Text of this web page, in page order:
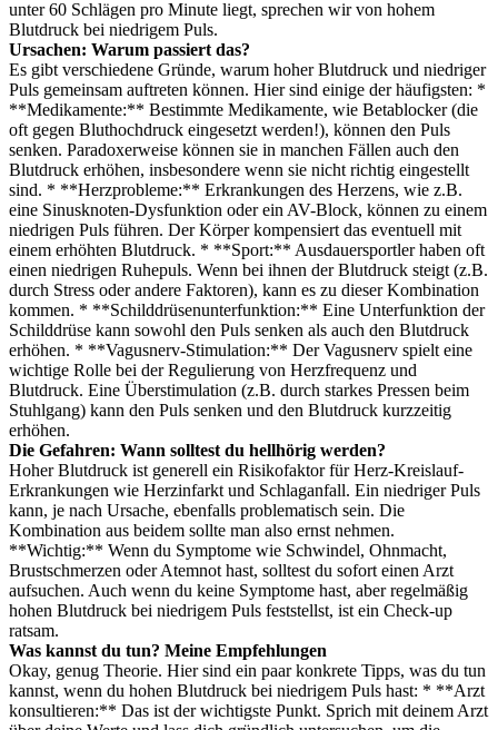
unter 60 Schlägen pro Minute liegt, sprechen wir von hohem
Blutdruck bei niedrigem Puls.
Ursachen: Warum passiert das?
Es gibt verschiedene Gründe, warum hoher Blutdruck und niedriger
Puls gemeinsam auftreten können. Hier sind einige der häufigsten: *
**Medikamente:** Bestimmte Medikamente, wie Betablocker (die
oft gegen Bluthochdruck eingesetzt werden!), können den Puls
senken. Paradoxerweise können sie in manchen Fällen auch den
Blutdruck erhöhen, insbesondere wenn sie nicht richtig eingestellt
sind. * **Herzprobleme:** Erkrankungen des Herzens, wie z.B.
eine Sinusknoten-Dysfunktion oder ein AV-Block, können zu einem
niedrigen Puls führen. Der Körper kompensiert das eventuell mit
einem erhöhten Blutdruck. * **Sport:** Ausdauersportler haben oft
einen niedrigen Ruhepuls. Wenn bei ihnen der Blutdruck steigt (z.B.
durch Stress oder andere Faktoren), kann es zu dieser Kombination
kommen. * **Schilddrüsenunterfunktion:** Eine Unterfunktion der
Schilddrüse kann sowohl den Puls senken als auch den Blutdruck
erhöhen. * **Vagusnerv-Stimulation:** Der Vagusnerv spielt eine
wichtige Rolle bei der Regulierung von Herzfrequenz und
Blutdruck. Eine Überstimulation (z.B. durch starkes Pressen beim
Stuhlgang) kann den Puls senken und den Blutdruck kurzzeitig
erhöhen.
Die Gefahren: Wann solltest du hellhörig werden?
Hoher Blutdruck ist generell ein Risikofaktor für Herz-Kreislauf-
Erkrankungen wie Herzinfarkt und Schlaganfall. Ein niedriger Puls
kann, je nach Ursache, ebenfalls problematisch sein. Die
Kombination aus beidem sollte man also ernst nehmen.
**Wichtig:** Wenn du Symptome wie Schwindel, Ohnmacht,
Brustschmerzen oder Atemnot hast, solltest du sofort einen Arzt
aufsuchen. Auch wenn du keine Symptome hast, aber regelmäßig
hohen Blutdruck bei niedrigem Puls feststellst, ist ein Check-up
ratsam.
Was kannst du tun? Meine Empfehlungen
Okay, genug Theorie. Hier sind ein paar konkrete Tipps, was du tun
kannst, wenn du hohen Blutdruck bei niedrigem Puls hast: * **Arzt
konsultieren:** Das ist der wichtigste Punkt. Sprich mit deinem Arzt